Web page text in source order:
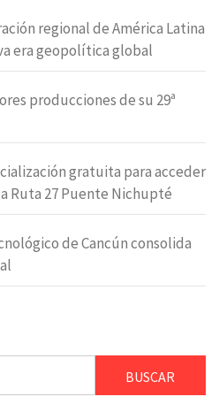
regional de América Latina
era geopolítica global
producciones de su 29ª
gratuita para acceder
Ruta 27 Puente Nichupté
de Cancún consolida